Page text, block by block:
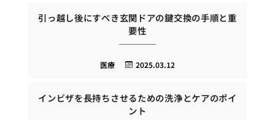
引っ越し後にすべき玄関ドアの鍵交換の手順と重
要性
2025.03.12
医療
インビザを長持ちさせるための洗浄とケアのポイ
ント